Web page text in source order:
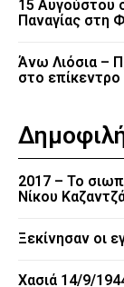
15 Αυγούστου
Παναγίας στη
Άνω Λιόσια –
στο
2017 – Το
Νίκου
Ξεκίνησαν οι
Χασιά 14/9/